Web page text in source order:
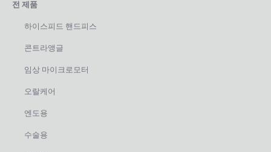
전 제품
하이스피드 핸드피스
콘트라앵글
임상 마이크로모터
오랄케어
엔도용
수술용